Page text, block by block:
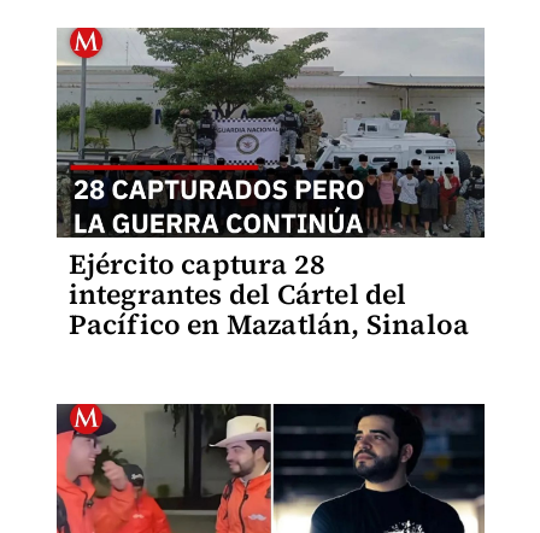
Ejército captura 28
integrantes del Cártel del
Pacífico en Mazatlán, Sinaloa